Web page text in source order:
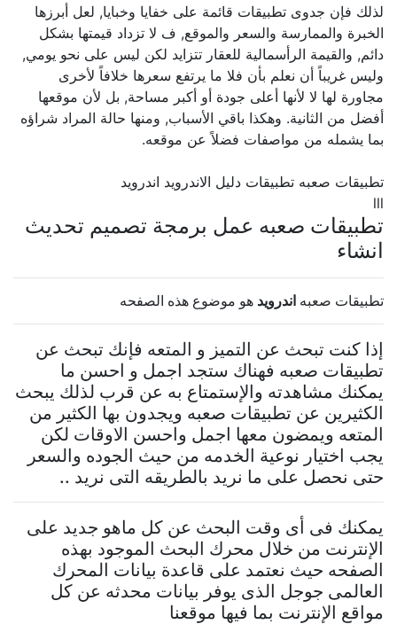
لذلك فإن جدوى تطبيقات قائمة على خفايا وخبايا, لعل أبرزها
الخبرة والممارسة والسعر والموقع, ف لا تزداد قيمتها بشكل
دائم, والقيمة الرأسمالية للعقار تتزايد لكن ليس على نحو يومي,
وليس غريباً أن نعلم بأن فلا ما يرتفع سعرها خلافاً لأخرى
مجاورة لها لا لأنها أعلى جودة أو أكبر مساحة, بل لأن موقعها
أفضل من الثانية. وهكذا باقي الأسباب, ومنها حالة المراد شراؤه
بما يشمله من مواصفات فضلاً عن موقعه.
تطبيقات صعبه تطبيقات دليل الاندرويد اندرويد
تطبيقات صعبه عمل برمجة تصميم تحديث
انشاء
تطبيقات صعبهاندرويدهو موضوع هذه الصفحه
إذا كنت تبحث عن التميز و المتعه فإنك تبحث عن
تطبيقات صعبه فهناك ستجد اجمل و احسن ما
يمكنك مشاهدته والإستمتاع به عن قرب لذلك يبحث
الكثيرين عن تطبيقات صعبه ويجدون بها الكثير من
المتعه ويمضون معها اجمل واحسن الاوقات لكن
يجب اختيار نوعية الخدمه من حيث الجوده والسعر
حتى نحصل على ما نريد بالطريقه التى نريد ..
يمكنك فى أى وقت البحث عن كل ماهو جديد على
الإنترنت من خلال محرك البحث الموجود بهذه
الصفحه حيث نعتمد على قاعدة بيانات المحرك
العالمى جوجل الذى يوفر بيانات محدثه عن كل
مواقع الإنترنت بما فيها موقعنا